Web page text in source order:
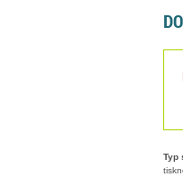
Typ